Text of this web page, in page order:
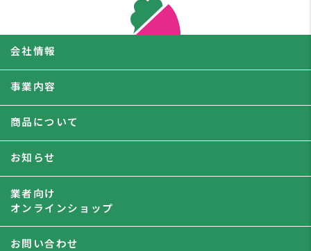
会社情報
事業内容
商品について
お知らせ
業者向け
オンラインショップ
お問い合わせ